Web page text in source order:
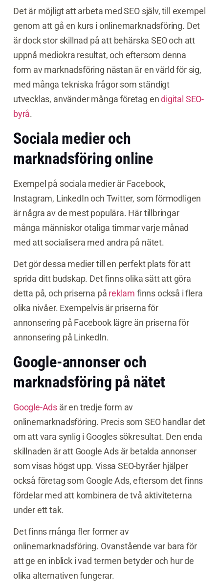
Det är möjligt att arbeta med SEO själv, till exempel
genom att gå en kurs i onlinemarknadsföring. Det
är dock stor skillnad på att behärska SEO och att
uppnå mediokra resultat, och eftersom denna
form av marknadsföring nästan är en värld för sig,
med många tekniska frågor som ständigt
utvecklas, använder många företag endigital SEO-
byrå.
Sociala medier och
marknadsföring online
Exempel på sociala medier är Facebook,
Instagram, LinkedIn och Twitter, som förmodligen
är några av de mest populära. Här tillbringar
många människor otaliga timmar varje månad
med att socialisera med andra på nätet.
Det gör dessa medier till en perfekt plats för att
sprida ditt budskap. Det finns olika sätt att göra
detta på, och priserna på reklam finns också i flera
olika nivåer. Exempelvis är priserna för
annonsering på Facebook lägre än priserna för
annonsering på LinkedIn.
Google-annonser och
marknadsföring på nätet
Google-Ads är en tredje form av
onlinemarknadsföring. Precis som SEO handlar det
om att vara synlig i Googles sökresultat. Den enda
skillnaden är att Google Ads är betalda annonser
som visas högst upp. Vissa SEO-byråer hjälper
också företag som Google Ads, eftersom det finns
fördelar med att kombinera de två aktiviteterna
under ett tak.
Det finns många fler former av
onlinemarknadsföring. Ovanstående var bara för
att ge en inblick i vad termen betyder och hur de
olika alternativen fungerar.